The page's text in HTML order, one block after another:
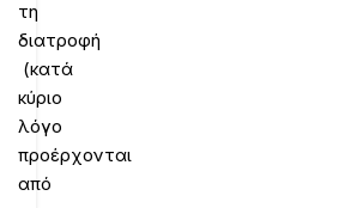
τη
διατροφή
(κατά
κύριο
λόγο
προέρχονται
από